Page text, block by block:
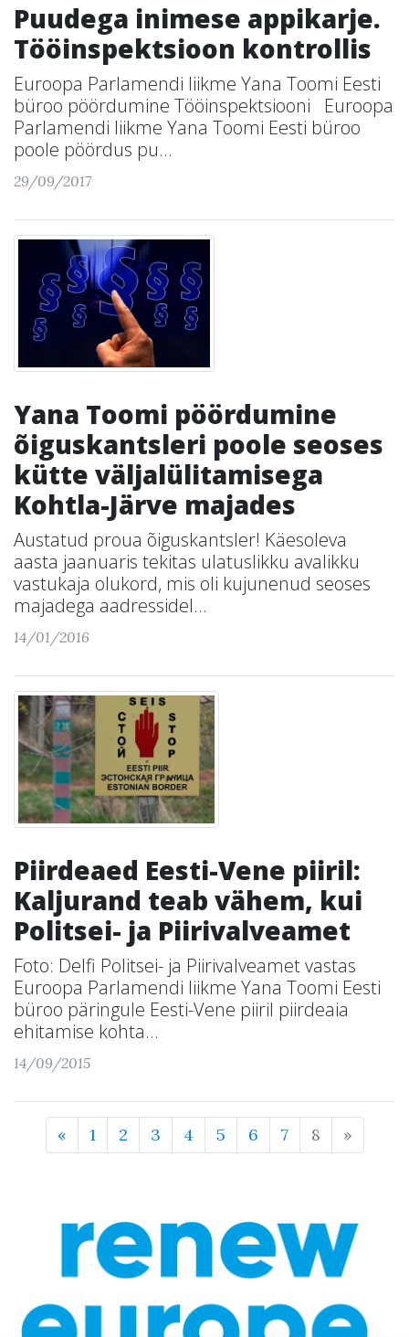
Puudega inimese appikarje.
Tööinspektsioon kontrollis
Euroopa Parlamendi liikme Yana Toomi Eesti
büroo pöördumine Tööinspektsiooni Euroopa
Parlamendi liikme Yana Toomi Eesti büroo
poole pöördus pu...
29/09/2017
Yana Toomi pöördumine
õiguskantsleri poole seoses
kütte väljalülitamisega
Kohtla-Järve majades
Austatud proua õiguskantsler! Käesoleva
aasta jaanuaris tekitas ulatuslikku avalikku
vastukaja olukord, mis oli kujunenud seoses
majadega aadressidel...
14/01/2016
Piirdeaed Eesti-Vene piiril:
Kaljurand teab vähem, kui
Politsei- ja Piirivalveamet
Foto: Delfi Politsei- ja Piirivalveamet vastas
Euroopa Parlamendi liikme Yana Toomi Eesti
büroo päringule Eesti-Vene piiril piirdeaia
ehitamise kohta...
14/09/2015
« 1 2 3 4 5 6 7 8 »